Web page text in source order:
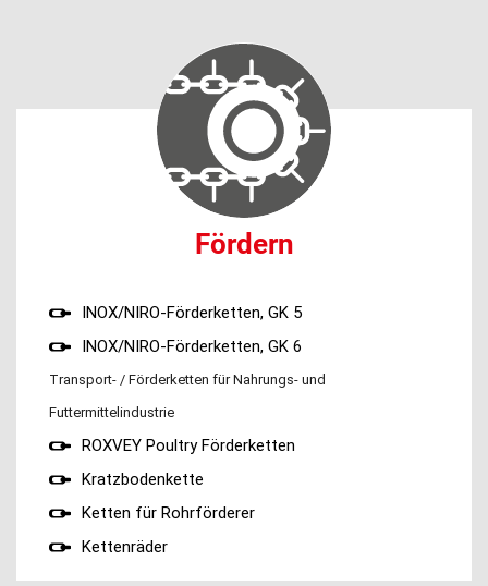
Fördern
INOX/NIRO-Förderketten, GK 5
INOX/NIRO-Förderketten, GK 6
Transport- / Förderketten für Nahrungs- und
Futtermittelindustrie
ROXVEY Poultry Förderketten
Kratzbodenkette
Ketten für Rohrförderer
Kettenräder